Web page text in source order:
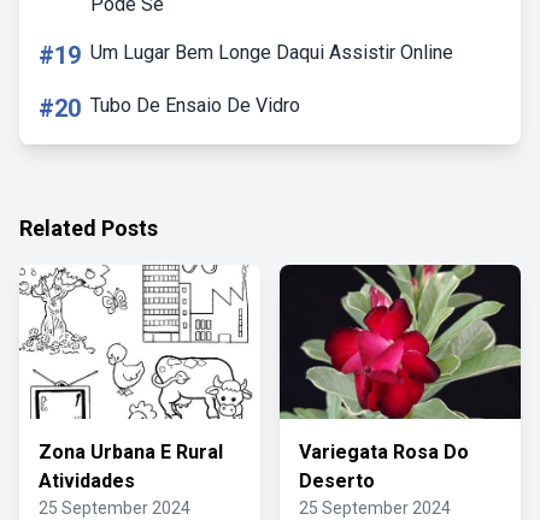
#19 Um Lugar Bem Longe Daqui Assistir Online
#20 Tubo De Ensaio De Vidro
Related Posts
Zona Urbana E Rural
Atividades
25 September 2024
Variegata Rosa Do
Deserto
25 September 2024